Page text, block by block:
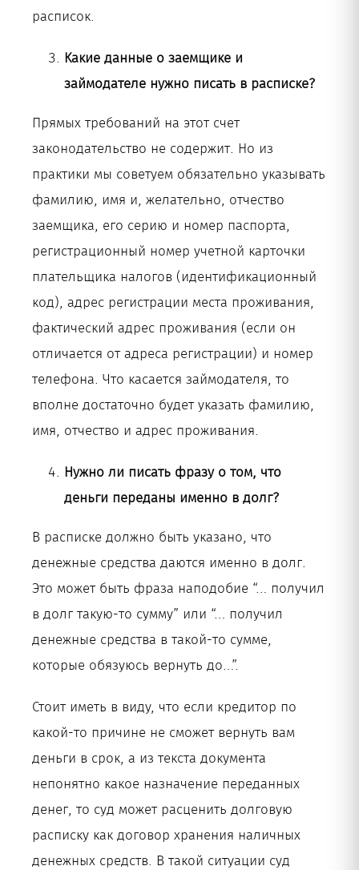
расписок.
Какие данные о заемщике и
займодателе нужно писать в расписке?
Прямых требований на этот счет
законодательство не содержит. Но из
практики мы советуем обязательно указывать
фамилию, имя и, желательно, отчество
заемщика, его серию и номер паспорта,
регистрационный номер учетной карточки
плательщика налогов (идентификационный
код), адрес регистрации места проживания,
фактический адрес проживания (если он
отличается от адреса регистрации) и номер
телефона. Что касается займодателя, то
вполне достаточно будет указать фамилию,
имя, отчество и адрес проживания.
Нужно ли писать фразу о том, что
деньги переданы именно в долг?
В расписке должно быть указано, что
денежные средства даются именно в долг.
Это может быть фраза наподобие “… получил
в долг такую-то сумму” или “… получил
денежные средства в такой-то сумме,
которые обязуюсь вернуть до…”.
Стоит иметь в виду, что если кредитор по
какой-то причине не сможет вернуть вам
деньги в срок, а из текста документа
непонятно какое назначение переданных
денег, то суд может расценить долговую
расписку как договор хранения наличных
денежных средств. В такой ситуации суд